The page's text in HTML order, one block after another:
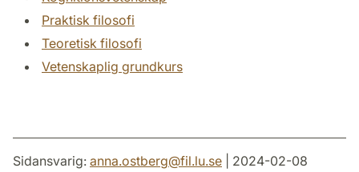
Praktisk filosofi
Teoretisk filosofi
Vetenskaplig grundkurs
Sidansvarig: anna.ostberg@fil.lu.se | 2024-02-08